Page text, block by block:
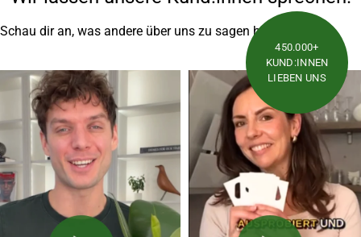
Schau dir an, was andere über uns zu sagen haben
450.000+
KUND:INNEN
LIEBEN UNS